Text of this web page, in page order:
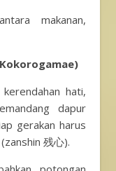
makanan,
hati,
dapur
gerakan harus
残心).